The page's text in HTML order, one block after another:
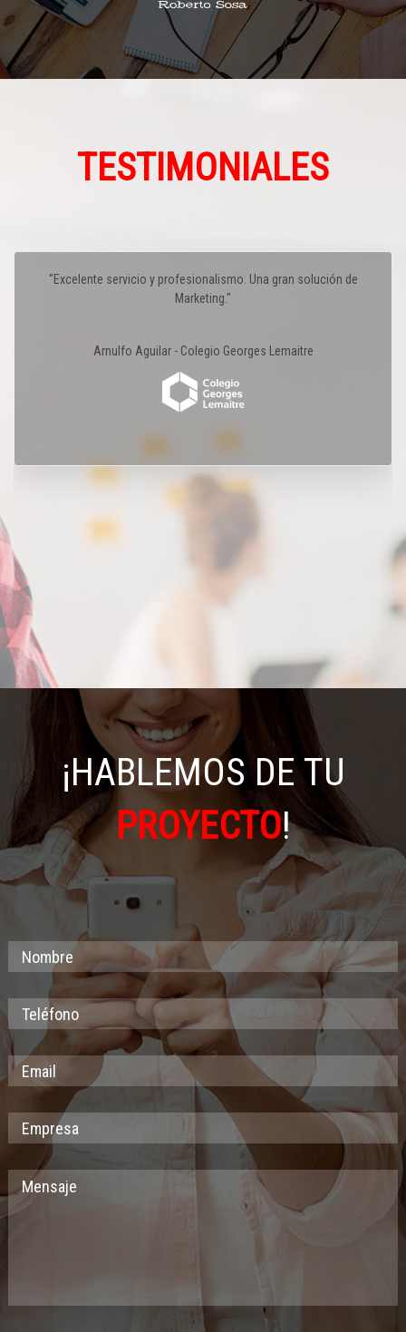
TESTIMONIALES
"Excelente servicio y profesionalismo. Una gran solución de
Marketing."
Arnulfo Aguilar - Colegio Georges Lemaitre
¡HABLEMOS DE TU
PROYECTO!